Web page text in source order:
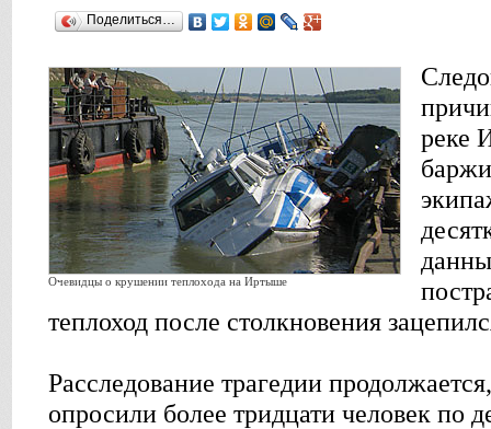
Поделиться…
Очевидцы о крушении теплохода на Иртыше
реке
теплоход после столкновения
Расследование трагедии
опросили более тридцати человек по